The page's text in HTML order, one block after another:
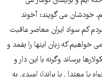
خودشان می گویند: آخوند
کم سواد ایران معاصر عاقبت
که زبان اینها را بفمد و
برساند وگرنه با این دار و